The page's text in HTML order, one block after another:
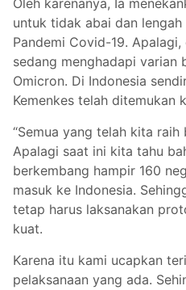
Oleh karenanya, Ia
untuk tidak abai dan
Pandemi Covid-19.
sedang menghadapi varian
Omicron. Di Indonesia
Kemenkes telah ditemukan
“Semua yang telah kita
Apalagi saat ini kita tahu
berkembang hampir 160
masuk ke Indonesia.
tetap harus laksanakan
kuat.
Karena itu kami ucapkan
pelaksanaan yang ada.